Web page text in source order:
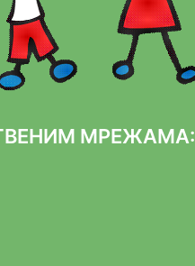
МРЕЖАМА: